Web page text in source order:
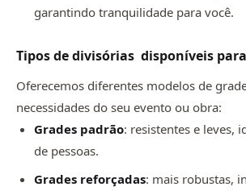
garantindo tranquilidade para você.
Tipos de divisórias disponíveis
Oferecemos diferentes modelos de
necessidades do seu evento ou obra:
Grades padrão: resistentes e leves,
de pessoas.
Grades reforçadas: mais robustas,